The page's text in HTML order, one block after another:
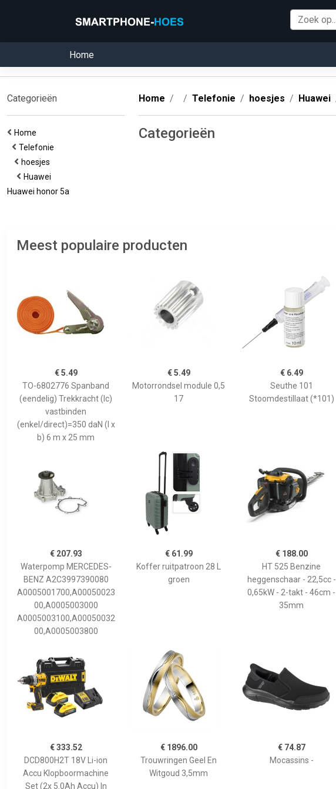
Home
Categorieën
Home
Telefonie
hoesjes
Huawei
Huawei honor 5a
Home Telefonie hoesjes Huawei
Categorieën
Meest populaire producten
€ 5.49
TO-6802776 Spanband
(eendelig) Trekkracht (lc)
vastbinden
(enkel/direct)=350 daN (l x
b) 6 m x 25 mm
€ 5.49
Motorrondsel module 0,5
17
€ 6.49
Seuthe 101
Stoomdestillaat (*101)
€ 207.93
Waterpomp MERCEDES-
BENZ A2C3997390080
A0005001700,A00050023
00,A0005003000
A0005003100,A00050032
00,A0005003800
€ 61.99
Koffer ruitpatroon 28 L
groen
€ 188.00
HT 525 Benzine
heggenschaar - 22,5cc -
0,65kW - 2-takt - 46cm -
35mm
€ 333.52
DCD800H2T 18V Li-ion
Accu Klopboormachine
Set (2x 5.0Ah Accu) In
€ 1896.00
Trouwringen Geel En
Witgoud 3,5mm
€ 74.87
Mocassins -